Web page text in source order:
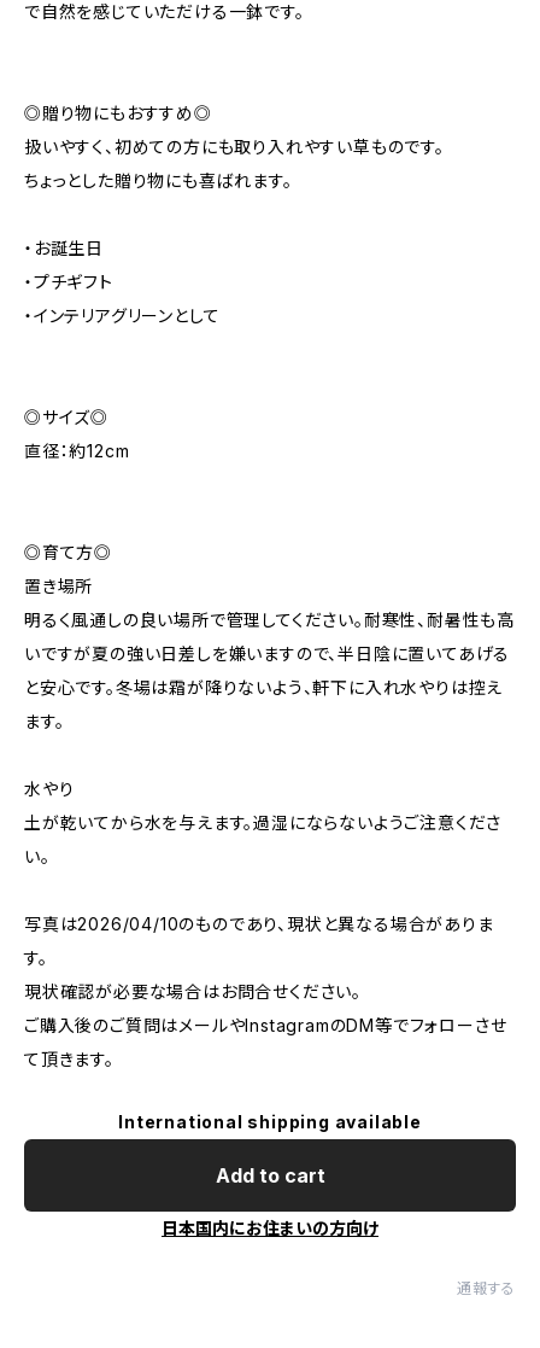
で自然を感じていただける一鉢です。
◎贈り物にもおすすめ◎
扱いやすく、初めての方にも取り入れやすい草ものです。
ちょっとした贈り物にも喜ばれます。
・お誕生日
・プチギフト
・インテリアグリーンとして
◎サイズ◎
直径：約12cm
◎育て方◎
置き場所
明るく風通しの良い場所で管理してください。耐寒性、耐暑性も高
いですが夏の強い日差しを嫌いますので、半日陰に置いてあげる
と安心です。冬場は霜が降りないよう、軒下に入れ水やりは控え
ます。
水やり
土が乾いてから水を与えます。過湿にならないようご注意くださ
い。
写真は2026/04/10のものであり、現状と異なる場合がありま
す。
現状確認が必要な場合はお問合せください。
ご購入後のご質問はメールやInstagramのDM等でフォローさせ
て頂きます。
International shipping available
Add to cart
日本国内にお住まいの方向け
通報する